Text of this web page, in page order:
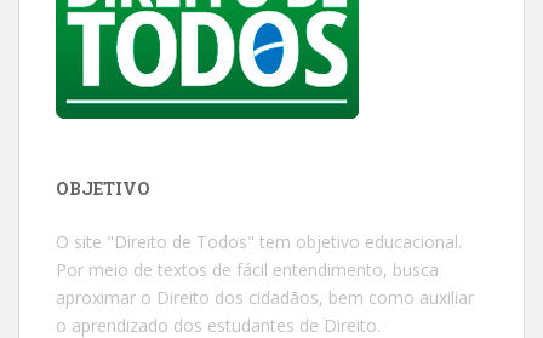
OBJETIVO
O site "Direito de Todos" tem objetivo educacional.
Por meio de textos de fácil entendimento, busca
aproximar o Direito dos cidadãos, bem como auxiliar
o aprendizado dos estudantes de Direito.